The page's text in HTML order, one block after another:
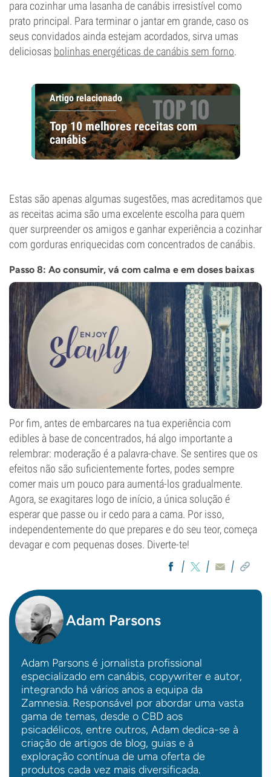
para cozinhar uma lasanha de canábis irresistível como
prato principal. Para terminar o jantar em grande, caso os
seus convidados ainda estejam acordados, sirva umas
deliciosas bolinhas energéticas de canábis sem forno.
Artigo relacionado
Top 10 melhores receitas com
canábis
Estas são apenas algumas sugestões, mas acreditamos que
as receitas acima são uma excelente escolha para quem
quer surpreender os amigos e ganhar experiência a cozinhar
com gorduras enriquecidas com concentrados de canábis.
Passo 8: Ao consumir, vá com calma e em doses baixas
Por fim, antes de embarcares na tua experiência com
edibles à base de concentrados, há algo importante a
relembrar: moderação é a palavra-chave. Se sentires que os
efeitos não são suficientemente fortes, podes sempre
comer mais um pouco para aumentá-los gradualmente.
Agora, se exagitares logo de início, a única solução é
esperar que passe ou ir cedo para a cama. Por isso,
independentemente do que prepares e do seu teor, começa
devagar e com pequenas doses. Diverte-te!
Adam Parsons
Adam Parsons é jornalista profissional
especializado em canábis, copywriter e autor,
integrando há vários anos a equipa da
Zamnesia. Responsável por abordar uma vasta
gama de temas, desde o CBD aos
psicadélicos, entre outros, Adam dedica-se à
criação de artigos de blog, guias e à
exploração contínua de uma oferta de
produtos cada vez mais diversificada.